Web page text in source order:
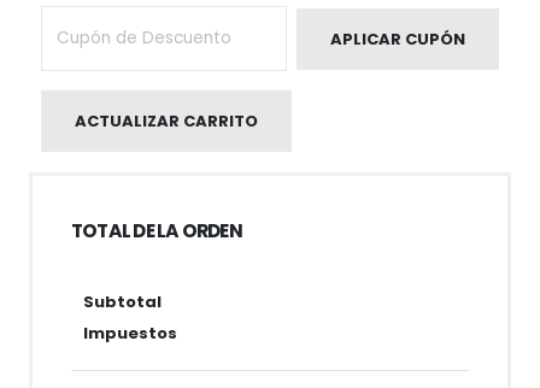
APLICAR CUPÓN
ACTUALIZAR CARRITO
TOTAL DE LA ORDEN
Subtotal
Impuestos